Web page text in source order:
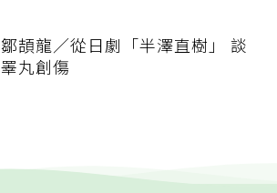
鄒頡龍／從日劇「半澤直樹」 談
睪丸創傷